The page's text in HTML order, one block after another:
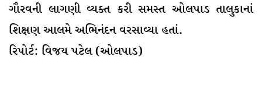
ગૌરવની લાગણી વ્યક્ત કરી સમસ્ત ઓલપાડ તાલુકાનાં
શિક્ષણ આલમે અભિનંદન વરસાવ્યા હતાં.
રિપોર્ટ: વિજય પટેલ (ઓલપાડ)